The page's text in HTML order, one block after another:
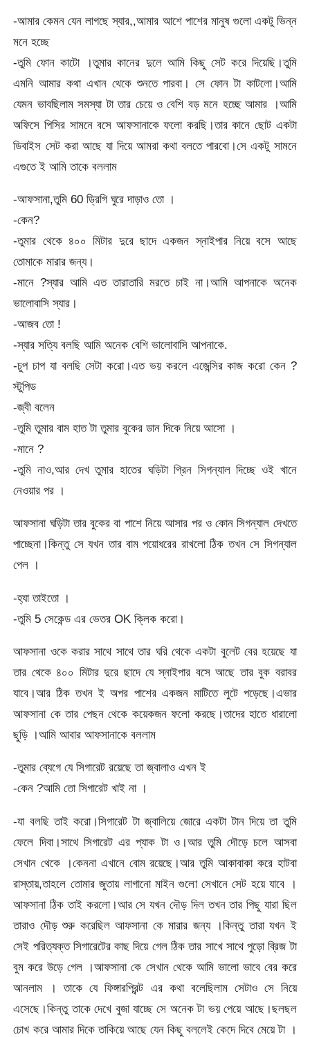
-আমার কেমন যেন লাগছে স্যার,,আমার আশে পাশের মানুষ গুলো একটু ভিন্ন
মনে হচ্ছে
-তুমি ফোন কাটো ।তুমার কানের দুলে আমি কিছু সেট করে দিয়েছি।তুমি
এমনি আমার কথা এখান থেকে শুনতে পারবা। সে ফোন টা কাটলো।আমি
যেমন ভাবছিলাম সমস্যা টা তার চেয়ে ও বেশি বড় মনে হচ্ছে আমার ।আমি
অফিসে পিসির সামনে বসে আফসানাকে ফলো করছি।তার কানে ছোট একটা
ডিবাইস সেট করা আছে যা দিয়ে আমরা কথা বলতে পারবো।সে একটু সামনে
এগুতে ই আমি তাকে বললাম
-আফসানা,তুমি 60 ড্রিগি ঘুরে দাড়াও তো ।
-কেন?
-তুমার থেকে ৪০০ মিটার দুরে ছাদে একজন স্নাইপার নিয়ে বসে আছে
তোমাকে মারার জন্য।
-মানে ?স্যার আমি এত তারাতারি মরতে চাই না।আমি আপনাকে অনেক
ভালোবাসি স্যার।
-আজব তো !
-স্যার সত্যি বলছি আমি অনেক বেশি ভালোবাসি আপনাকে.
-চুপ চাপ যা বলছি সেটা করো।এত ভয় করলে এজেন্সির কাজ করো কেন ?
স্টুপিড
-জ্বী বলেন
-তুমি তুমার বাম হাত টা তুমার বুকের ডান দিকে নিয়ে আসো ।
-মানে ?
-তুমি নাও,আর দেখ তুমার হাতের ঘড়িটা গ্রিন সিগন্যাল দিচ্ছে ওই খানে
নেওয়ার পর ।
আফসানা ঘড়িটা তার বুকের বা পাশে নিয়ে আসার পর ও কোন সিগন্যাল দেখতে
পাচ্ছেনা।কিন্তু সে যখন তার বাম পয়োধরের রাখলো ঠিক তখন সে সিগন্যাল
পেল ।
-হ্যা তাইতো ।
-তুমি 5 সেকেন্ড এর ভেতর OK ক্লিক করো।
আফসানা ওকে করার সাথে সাথে তার ঘরি থেকে একটা বুলেট বের হয়েছে যা
তার থেকে ৪০০ মিটার দুরে ছাদে যে স্নাইপার বসে আছে তার বুক বরাবর
যাবে।আর ঠিক তখন ই অপর পাশের একজন মাটিতে লুটে পড়েছে।এভার
আফসানা কে তার পেছন থেকে কয়েকজন ফলো করছে।তাদের হাতে ধারালো
ছুড়ি ।আমি আবার আফসানাকে বললাম
-তুমার ব্যেগে যে সিগারেট রয়েছে তা জ্বালাও এখন ই
-কেন ?আমি তো সিগারেট খাই না ।
-যা বলছি তাই করো।সিগারেট টা জ্বালিয়ে জোরে একটা টান দিয়ে তা তুমি
ফেলে দিবা।সাথে সিগারেট এর প্যাক টা ও।আর তুমি দৌড়ে চলে আসবা
সেখান থেকে ।কেননা এখানে বোম রয়েছে।আর তুমি আকাবাকা করে হাটবা
রাস্তায়,তাহলে তোমার জুতায় লাগানো মাইন গুলো সেখানে সেট হয়ে যাবে ।
আফসানা ঠিক তাই করলো।আর সে যখন দৌড় দিল তখন তার পিছু যারা ছিল
তারাও দৌড় শুরু করেছিল আফসানা কে মারার জন্য ।কিন্তু তারা যখন ই
সেই পরিত্যক্ত সিগারেটের কাছ দিয়ে গেল ঠিক তার সাখে সাথে পুড়ো ব্রিজ টা
বুম করে উড়ে গেল ।আফসানা কে সেখান থেকে আমি ভালো ভাবে বের করে
আনলাম । তাকে যে ফিঙ্গারপ্রিন্ট এর কথা বলেছিলাম সেটাও সে নিয়ে
এসেছে।কিন্তু তাকে দেখে বুজা যাচ্ছে সে অনেক টা ভয় পেয়ে আছে।ছলছল
চোখ করে আমার দিকে তাকিয়ে আছে যেন কিছু বললেই কেদে দিবে মেয়ে টা ।